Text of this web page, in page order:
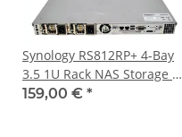
Synology RS812RP+ 4-Bay
3.5 1U Rack NAS Storage 2x
PSU
159,00 € *